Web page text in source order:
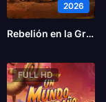
2026
Rebelión en la Granja
FULL HD